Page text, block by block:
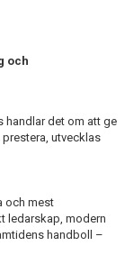
och
handlar det om att ge
utvecklas
och mest
ledarskap, modern
handboll –